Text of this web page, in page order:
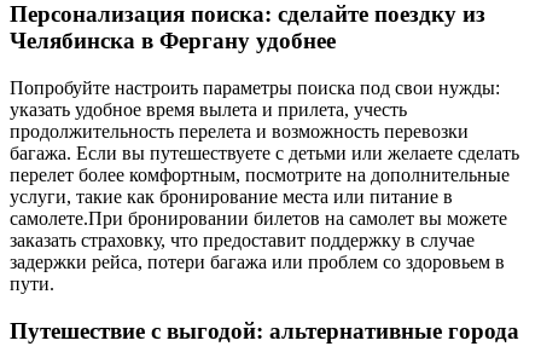
Персонализация поиска: сделайте поездку из
Челябинска в Фергану удобнее
Попробуйте настроить параметры поиска под свои нужды:
указать удобное время вылета и прилета, учесть
продолжительность перелета и возможность перевозки
багажа. Если вы путешествуете с детьми или желаете сделать
перелет более комфортным, посмотрите на дополнительные
услуги, такие как бронирование места или питание в
самолете.При бронировании билетов на самолет вы можете
заказать страховку, что предоставит поддержку в случае
задержки рейса, потери багажа или проблем со здоровьем в
пути.
Путешествие с выгодой: альтернативные города